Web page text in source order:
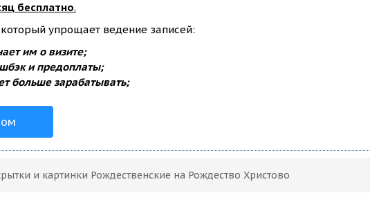
бесплатно.
упрощает ведение записей:
им о визите;
и предоплаты;
больше зарабатывать;
и картинки Рождественские на Рождество Христово